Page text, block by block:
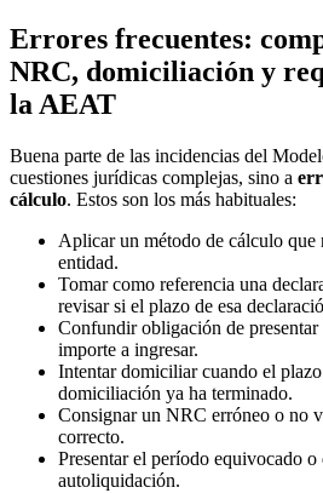
Errores frecuentes:
NRC, domiciliación y
la AEAT
Buena parte de las incidencias del
cuestiones jurídicas complejas, sino a
cálculo. Estos son los más habituales:
Aplicar un método de cálculo que
entidad.
Tomar como referencia una
revisar si el plazo de esa
Confundir obligación de presentar
importe a ingresar.
Intentar domiciliar cuando el
domiciliación ya ha terminado.
Consignar un NRC erróneo o no
correcto.
Presentar el período equivocado o
autoliquidación.